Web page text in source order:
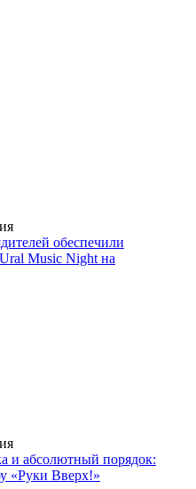
обеспечили
Music Night на
и абсолютный порядок:
«Руки Вверх!»